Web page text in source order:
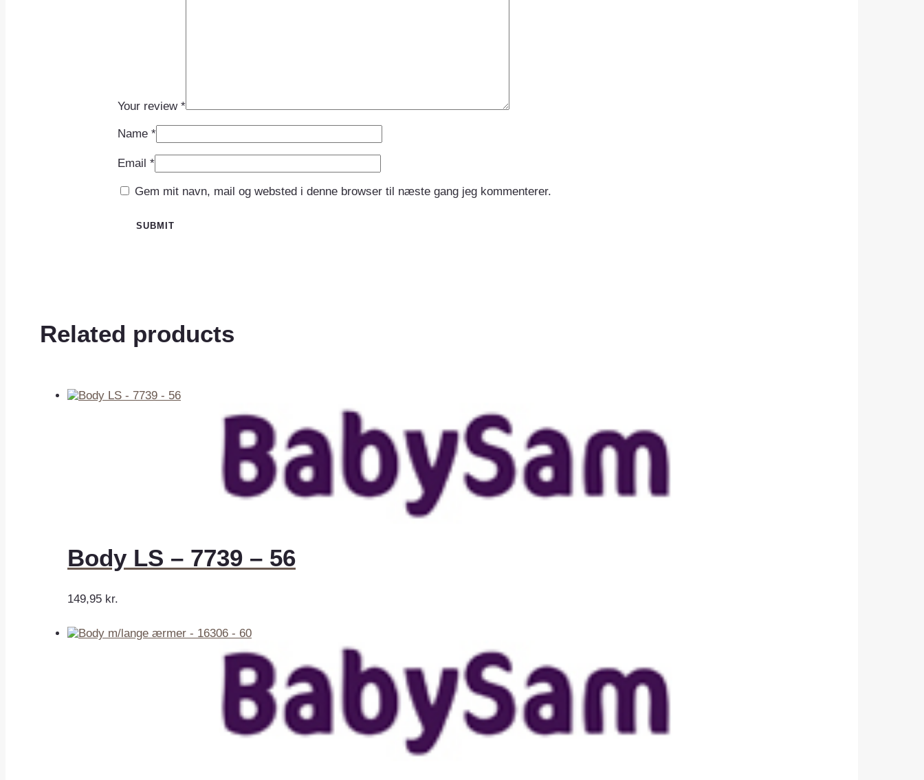
Your review*
Name*
Email*
Gem mit navn, mail og websted i denne browser til næste gang jeg kommenterer.
Related products
Body LS – 7739 – 56
149,95 kr.